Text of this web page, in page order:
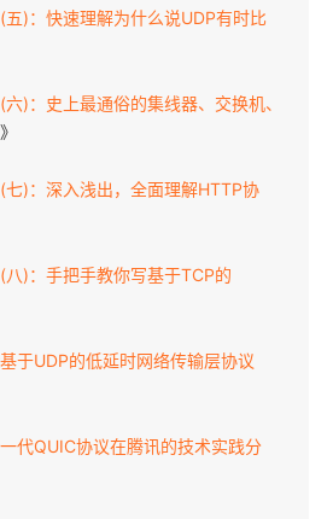
五)：快速理解为什么说UDP有时比
)：史上最通俗的集线器、交换机、
》
七)：深入浅出，全面理解HTTP协
)：手把手教你写基于TCP的
于UDP的低延时网络传输层协议
代QUIC协议在腾讯的技术实践分